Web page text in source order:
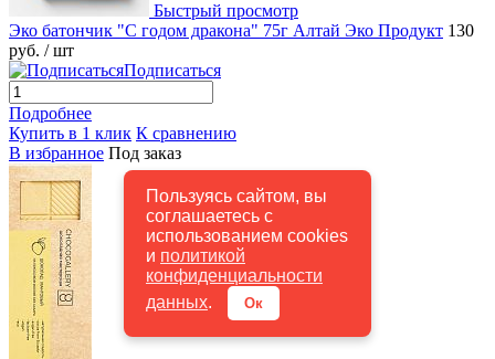
Пользуясь сайтом, вы
соглашаетесь с
использованием cookies
и политикой
конфиденциальности
данных. Ок
Быстрый просмотр
Эко батончик "С годом дракона" 75г Алтай Эко Продукт 130
руб. / шт
Подписаться
Подробнее
Купить в 1 клик К сравнению
В избранное Под заказ